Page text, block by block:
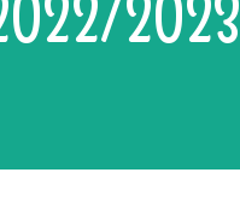
2023